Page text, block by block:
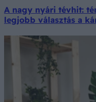
A nagy nyári tévhit:
legjobb választás a